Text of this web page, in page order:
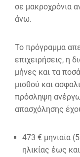
σε μακροχρόνια
άνω.
Το πρόγραμμα
επιχειρήσεις, η
μήνες και τα
μισθού και
πρόσληψη
απασχόλησης
473 € μηνιαία
ηλικίας έως